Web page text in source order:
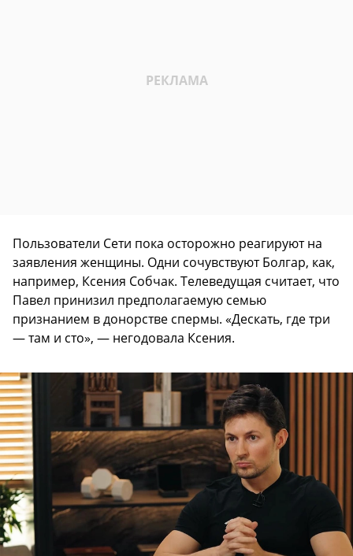
Пользователи Сети пока осторожно реагируют на
заявления женщины. Одни сочувствуют Болгар, как,
например, Ксения Собчак. Телеведущая считает, что
Павел принизил предполагаемую семью
признанием в донорстве спермы. «Дескать, где три
— там и сто», — негодовала Ксения.